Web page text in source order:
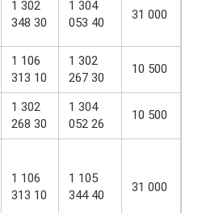
1 302
348 30
1 304
053 40
31 000
1 106
313 10
1 302
267 30
10 500
1 302
268 30
1 304
052 26
10 500
1 106
313 10
1 105
344 40
31 000